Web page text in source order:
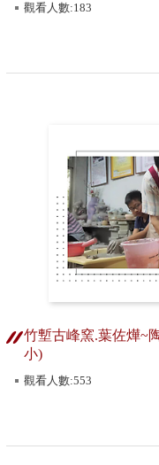
觀看人數:183
竹塹古峰窯.葉佐燁~
小)
觀看人數:553